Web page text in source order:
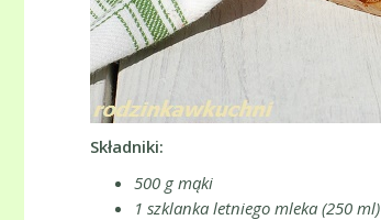
Składniki:
500 g mąki
1 szklanka letniego mleka (250 ml)